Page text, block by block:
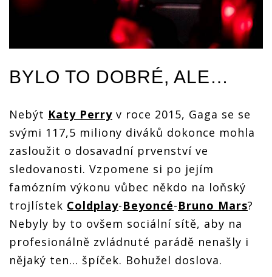
BYLO TO DOBRÉ, ALE…
Nebýt Katy Perry v roce 2015, Gaga se se
svými 117,5 miliony diváků dokonce mohla
zasloužit o dosavadní prvenství ve
sledovanosti. Vzpomene si po jejím
famózním výkonu vůbec někdo na loňský
trojlístek Coldplay-Beyoncé-Bruno Mars?
Nebyly by to ovšem sociální sítě, aby na
profesionálně zvládnuté parádě nenašly i
nějaký ten… špíček. Bohužel doslova.